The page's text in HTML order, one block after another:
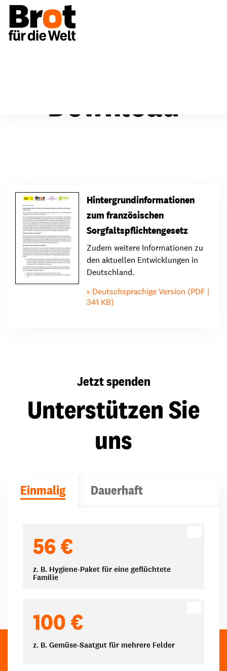
Download
Hintergrundinformationen
zum französischen
Sorgfaltspflichtengesetz
Zudem weitere Informationen zu
den aktuellen Entwicklungen in
Deutschland.
Deutschsprachige Version (PDF |
341 KB)
Jetzt spenden
Unterstützen Sie
uns
Einmalig Dauerhaft
56 €
z. B. Hygiene-Paket für eine geflüchtete
Familie
100 €
z. B. Gemüse-Saatgut für mehrere Felder